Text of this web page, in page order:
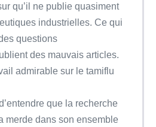
qu’il ne publie quasiment
industrielles. Ce qui
questions
des mauvais articles.
admirable sur le tamiflu
que la recherche
merde dans son ensemble